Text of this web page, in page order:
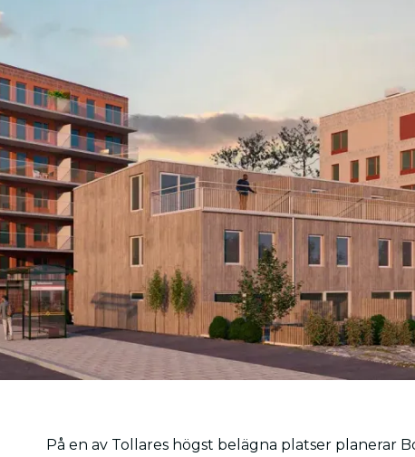
På en av Tollares högst belägna platser planerar